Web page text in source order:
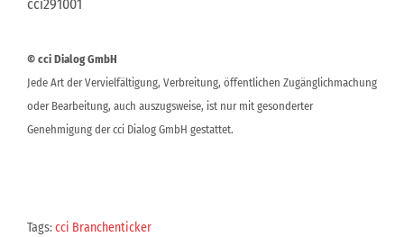
cci291001
© cci Dialog GmbH
Jede Art der Vervielfältigung, Verbreitung, öffentlichen Zugänglichmachung
oder Bearbeitung, auch auszugsweise, ist nur mit gesonderter
Genehmigung der cci Dialog GmbH gestattet.
Tags:cci Branchenticker